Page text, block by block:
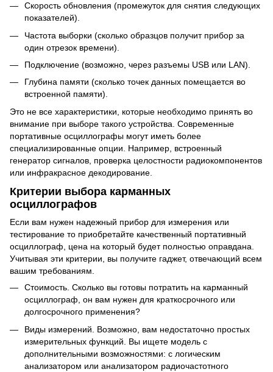
Скорость обновления (промежуток для снятия следующих
показателей).
Частота выборки (сколько образцов получит прибор за
один отрезок времени).
Подключение (возможно, через разъемы USB или LAN).
Глубина памяти (сколько точек данных помещается во
встроенной памяти).
Это не все характеристики, которые необходимо принять во
внимание при выборе такого устройства. Современные
портативные осциллографы могут иметь более
специализированные опции. Например, встроенный
генератор сигналов, проверка целостности радиокомпонентов
или инфракрасное декодирование.
Критерии выбора карманных
осциллографов
Если вам нужен надежный прибор для измерения или
тестирование то приобретайте качественный портативный
осциллограф, цена на который будет полностью оправдана.
Учитывая эти критерии, вы получите гаджет, отвечающий всем
вашим требованиям.
Стоимость. Сколько вы готовы потратить на карманный
осциллограф, он вам нужен для краткосрочного или
долгосрочного применения?
Виды измерений. Возможно, вам недостаточно простых
измерительных функций. Вы ищете модель с
дополнительными возможностями: с логическим
анализатором или анализатором радиочастотного